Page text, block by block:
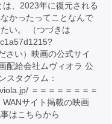
、2023年に復元される
かったってことなんで
い。 （つづきは
い）映画の公式サイ
配給会社ムヴィオラ 公
スタグラム：
＝＝＝＝＝＝＝＝
サイト掲載の映画
はこちらから